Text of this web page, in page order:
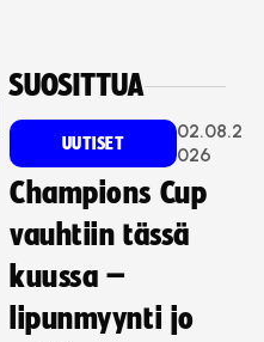
SUOSITTUA
UUTISET
02.08.2
026
Champions Cup
vauhtiin tässä
kuussa –
lipunmyynti jo